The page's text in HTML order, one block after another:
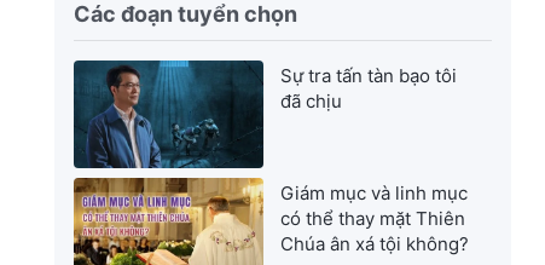
Các đoạn tuyển chọn
Sự tra tấn tàn bạo tôi
đã chịu
Giám mục và linh mục
có thể thay mặt Thiên
Chúa ân xá tội không?